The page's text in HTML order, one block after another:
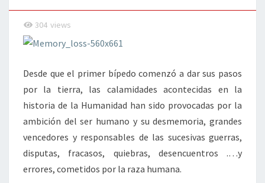
?
304 views
Desde que el primer bípedo comenzó a dar sus pasos
por la tierra, las calamidades acontecidas en la
historia de la Humanidad han sido provocadas por la
ambición del ser humano y su desmemoria, grandes
vencedores y responsables de las sucesivas guerras,
disputas, fracasos, quiebras, desencuentros .…y
errores, cometidos por la raza humana.